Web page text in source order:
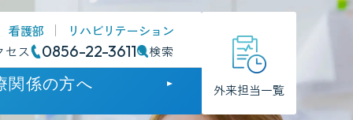
看護部
リハビリテーション
セス
0856-22-3611 検索
関係の方へ 外来担当一覧